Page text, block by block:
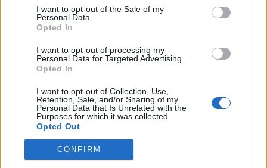
I want to opt-out of the Sale of my
Personal Data.
Opted In
I want to opt-out of processing my
Personal Data for Targeted Advertising.
Opted In
I want to opt-out of Collection, Use,
Retention, Sale, and/or Sharing of my
Personal Data that Is Unrelated with the
Purposes for which it was collected.
Opted Out
CONFIRM
💶 Quanto Custou? | Fogo de artifício (de 11
minutos) da Feira das Colheitas custa €20.550
7/08/2026